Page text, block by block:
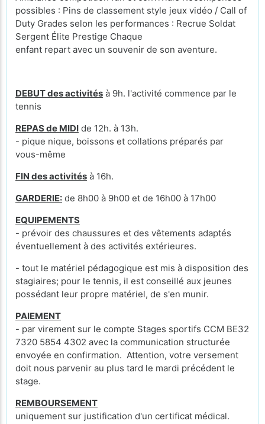
possibles : Pins de classement style jeux vidéo / Call of
Duty Grades selon les performances : Recrue Soldat
Sergent Élite Prestige Chaque
enfant repart avec un souvenir de son aventure.
DEBUT des activités à 9h. l'activité commence par le
tennis
REPAS de MIDI de 12h. à 13h.
- pique nique, boissons et collations préparés par
vous-même
FIN des activités à 16h.
GARDERIE: de 8h00 à 9h00 et de 16h00 à 17h00
EQUIPEMENTS
- prévoir des chaussures et des vêtements adaptés
éventuellement à des activités extérieures.
- tout le matériel pédagogique est mis à disposition des
stagiaires; pour le tennis, il est conseillé aux jeunes
possédant leur propre matériel, de s'en munir.
PAIEMENT
- par virement sur le compte Stages sportifs CCM BE32
7320 5854 4302 avec la communication structurée
envoyée en confirmation. Attention, votre versement
doit nous parvenir au plus tard le mardi précédent le
stage.
REMBOURSEMENT
uniquement sur justification d'un certificat médical.